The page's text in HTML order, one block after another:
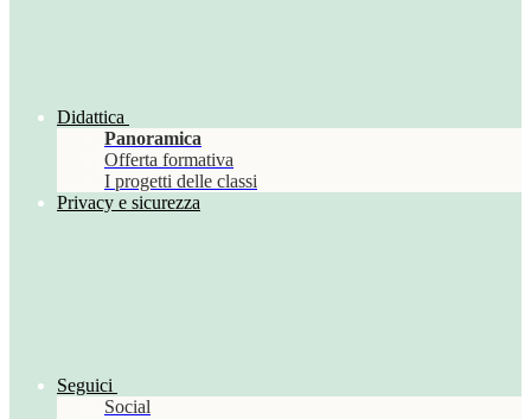
Didattica
Panoramica
Offerta formativa
I progetti delle classi
Privacy e sicurezza
Seguici
Social